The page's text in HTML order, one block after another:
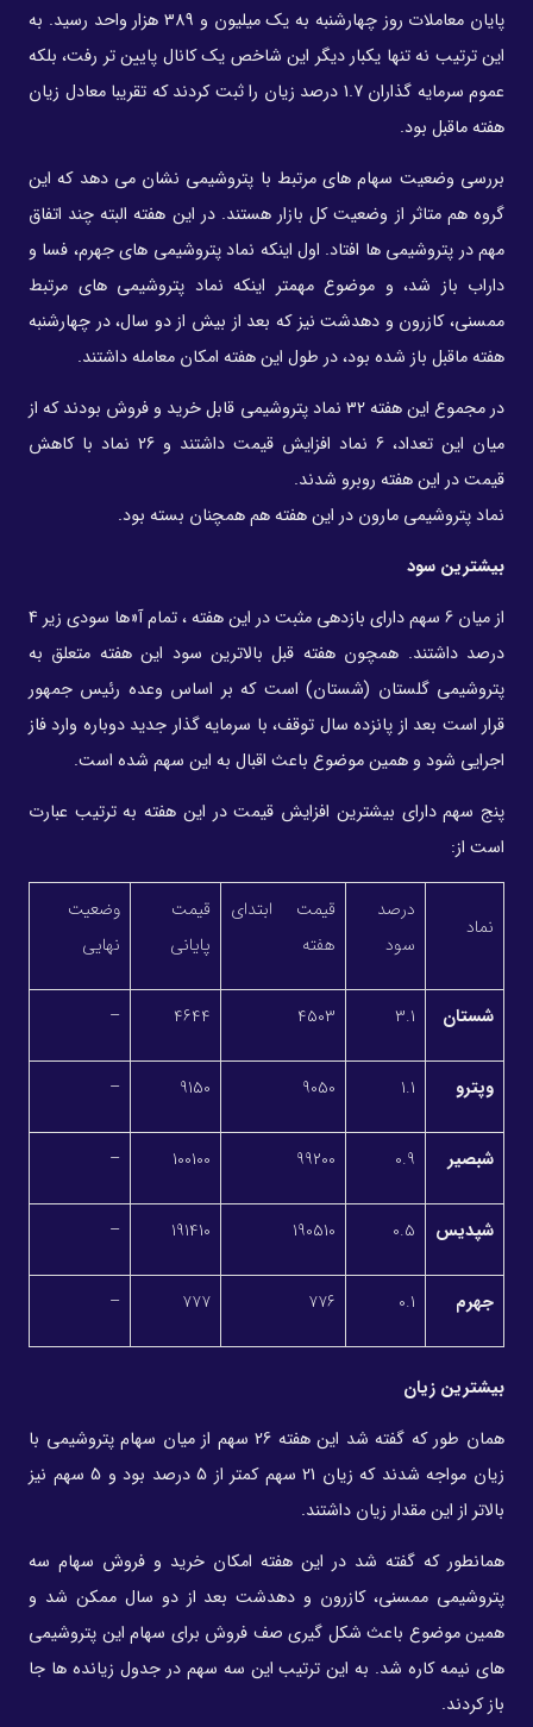
پایان معاملات روز چهارشنبه به یک میلیون و 389 هزار واحد رسید. به
این ترتیب نه تنها یکبار دیگر این شاخص یک کانال پایین تر رفت، بلکه
عموم سرمایه گذاران 1.7 درصد زیان را ثبت کردند که تقریبا معادل زیان
هفته ماقبل بود.
بررسی وضعیت سهام های مرتبط با پتروشیمی نشان می دهد که این
گروه هم متاثر از وضعیت کل بازار هستند. در این هفته البته چند اتفاق
مهم در پتروشیمی ها افتاد. اول اینکه نماد پتروشیمی های جهرم، فسا و
داراب باز شد، و موضوع مهمتر اینکه نماد پتروشیمی های مرتبط
ممسنی، کازرون و دهدشت نیز که بعد از بیش از دو سال، در چهارشنبه
هفته ماقبل باز شده بود، در طول این هفته امکان معامله داشتند.
در مجموع این هفته 32 نماد پتروشیمی قابل خرید و فروش بودند که از
میان این تعداد، 6 نماد افزایش قیمت داشتند و 26 نماد با کاهش
قیمت در این هفته روبرو شدند.
نماد پتروشیمی مارون در این هفته هم همچنان بسته بود.
بیشترین سود
از میان 6 سهم دارای بازدهی مثبت در این هفته ، تمام آ«ها سودی زیر 4
درصد داشتند. همچون هفته قبل بالاترین سود این هفته متعلق به
پتروشیمی گلستان (شستان) است که بر اساس وعده رئیس جمهور
قرار است بعد از پانزده سال توقف، با سرمایه گذار جدید دوباره وارد فاز
اجرایی شود و همین موضوع باعث اقبال به این سهم شده است.
پنج سهم دارای بیشترین افزایش قیمت در این هفتهبه ترتیب عبارت
است از:
نماد
درصد
سود
قیمت ابتدای
هفته
قیمت
پایانی
وضعیت
نهایی
شستان 3.1
4503
4644
–
وپترو 1.1
9050
9150
–
شبصیر 0.9
99200
100100
–
شپدیس 0.5
190510
191410
–
جهرم 0.1
776
777
–
بیشترین زیان
همان طور که گفته شد این هفته 26 سهم از میان سهام پتروشیمی با
زیان مواجه شدند که زیان 21 سهم کمتر از 5 درصد بود و 5 سهم نیز
بالاتر از این مقدار زیان داشتند.
همانطور که گفته شد در این هفته امکان خرید و فروش سهام سه
پتروشیمی ممسنی، کازرون و دهدشت بعد از دو سال ممکن شد و
همین موضوع باعث شکل گیری صف فروش برای سهام این پتروشیمی
های نیمه کاره شد. به این ترتیب این سه سهم در جدول زیانده ها جا
باز کردند.